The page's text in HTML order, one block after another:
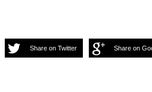
Share on Twitter Share on